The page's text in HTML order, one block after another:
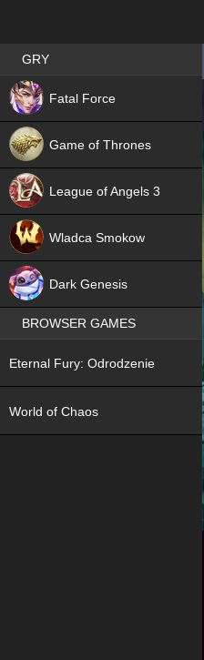
Best RPG games in Poland
GRY
Fatal Force
NEW
Game of Thrones
League of Angels 3
Wladca Smokow
Dark Genesis
BROWSER GAMES
Eternal Fury: Odrodzenie
World of Chaos
NEW